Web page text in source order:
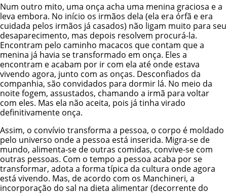
Num outro mito, uma onça acha uma menina graciosa e a
leva embora. No início os irmãos dela (ela era órfã e era
cuidada pelos irmãos já casados) não ligam muito para seu
desaparecimento, mas depois resolvem procurá-la.
Encontram pelo caminho macacos que contam que a
menina já havia se transformado em onça. Eles a
encontram e acabam por ir com ela até onde estava
vivendo agora, junto com as onças. Desconfiados da
companhia, são convidados para dormir lá. No meio da
noite fogem, assustados, chamando a irmã para voltar
com eles. Mas ela não aceita, pois já tinha virado
definitivamente onça.
Assim, o convívio transforma a pessoa, o corpo é moldado
pelo universo onde a pessoa está inserida. Migra-se de
mundo, alimenta-se de outras comidas, convive-se com
outras pessoas. Com o tempo a pessoa acaba por se
transformar, adota a forma típica da cultura onde agora
está vivendo. Mas, de acordo com os Manchineri, a
incorporação do sal na dieta alimentar (decorrente do